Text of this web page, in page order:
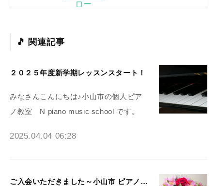
ロー
関連記事
２０２５年度新学期レッスンスタート！
みなさんこんにちは♪小山市の個人ピア
ノ教室 N piano music school です。
2025.04.04 06:28
ご入会いただきました～小山市 ピアノ教室N piano music school